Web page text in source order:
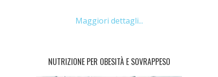
Maggiori dettagli...
NUTRIZIONE PER OBESITÀ E SOVRAPPESO